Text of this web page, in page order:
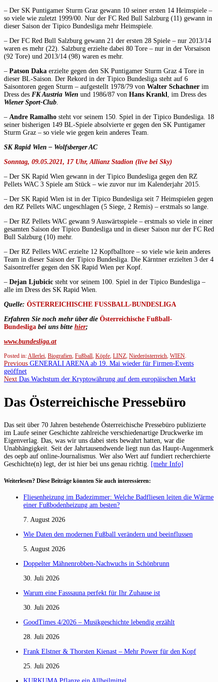
– Der SK Puntigamer Sturm Graz gewann 10 seiner ersten 14 Heimspiele –
so viele wie zuletzt 1999/00. Nur der FC Red Bull Salzburg (11) gewann in
dieser Saison der Tipico Bundesliga mehr Heimspiele.
– Der FC Red Bull Salzburg gewann 21 der ersten 28 Spiele – nur 2013/14
waren es mehr (22). Salzburg erzielte dabei 80 Tore – nur in der Vorsaison
(92 Tore) und 2013/14 (98) waren es mehr.
– Patson Daka erzielte gegen den SK Puntigamer Sturm Graz 4 Tore in
dieser BL-Saison. Der Rekord in der Tipico Bundesliga steht auf 6
Saisontoren gegen Sturm – aufgestellt 1978/79 von Walter Schachner im
Dress des FK Austria Wien und 1986/87 von Hans Krankl , im Dress des
Wiener Sport-Club
– Andre Ramalho steht vor seinem 150. Spiel in der Tipico Bundesliga. 18
seiner bisherigen 149 BL-Spiele absolvierte er gegen den SK Puntigamer
Sturm Graz – so viele wie gegen kein anderes Team.
SK Rapid Wien – Wolfsberger AC
Sonntag, 09.05.2021, 17 Uhr, Allianz Stadion (live bei Sky)
– Der SK Rapid Wien gewann in der Tipico Bundesliga gegen den RZ
Pellets WAC 3 Spiele am Stück – wie zuvor nur im Kalenderjahr 2015.
– Der SK Rapid Wien ist in der Tipico Bundesliga seit 7 Heimspielen gegen
den RZ Pellets WAC ungeschlagen (5 Siege, 2 Remis) – erstmals so lange.
– Der RZ Pellets WAC gewann 9 Auswärtsspiele – erstmals so viele in einer
gesamten Saison der Tipico Bundesliga und in dieser Saison nur der FC Red
Bull Salzburg (10) mehr.
– Der RZ Pellets WAC erzielte 12 Kopfballtore – so viele wie kein anderes
Team in dieser Saison der Tipico Bundesliga. Die Kärntner erzielten 3 der 4
Saisontreffer gegen den SK Rapid Wien per Kopf.
– Dejan Ljubicic steht vor seinem 100. Spiel in der Tipico Bundesliga –
alle im Dress des SK Rapid Wien.
Quelle: ÖSTERREICHISCHE FUSSBALL-BUNDESLIGA
Erfahren Sie noch mehr über die Österreichische Fußball-
Bundesliga bei uns bitte hier;
www.bundesliga.at
Posted in: Allerlei Biografien Fußball Köpfe LINZ Niederösterreich WIEN
Beitragsnavigation
Previous Previous
GENERALI ARENA ab 19. Mai wieder für Firmen-Events
geöffnet
Next Next
Das Wachstum der Kryptowährung auf dem europäischen Markt
Das Österreichische Pressebüro
Das seit über 70 Jahren bestehende Österreichische Pressebüro publizierte
im Laufe seiner Geschichte zahlreiche verschiedenartige Druckwerke im
Eigenverlag. Das, was wir uns dabei stets bewahrt hatten, war die
Unabhängigkeit. Seit der Jahrtausendwende liegt nun das Haupt-Augenmerk
des oepb auf online-Journalismus. Wer also Wert auf fundiert recherchierte
Geschichte(n) legt, der ist hier bei uns genau richtig. [mehr Info]
Weiterlesen? Diese Beiträge könnten Sie auch interessieren:
Fliesenheizung im Badezimmer: Welche Badfliesen leiten die Wärme
einer Fußbodenheizung am besten?
7. August 2026
Wie Daten den modernen Fußball verändern und beeinflussen
5. August 2026
Doppelter Mähnenrobben-Nachwuchs in Schönbrunn
30. Juli 2026
Warum eine Fasssauna perfekt für Ihr Zuhause ist
30. Juli 2026
GoodTimes 4/2026 – Musikgeschichte lebendig erzählt
28. Juli 2026
Frank Elstner & Thorsten Kienast – Mehr Power für den Kopf
25. Juli 2026